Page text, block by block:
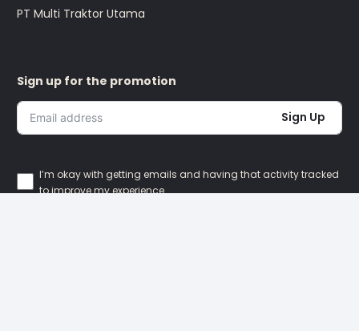
PT Multi Traktor Utama
Sign up for the promotion
Sign Up
I’m okay with getting emails and having that activity tracked
to improve my experience.